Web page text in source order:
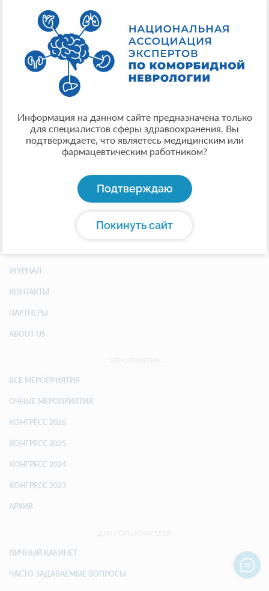
Специальность:
Регалии:
Кандидат медицинских наук, доцент
Город:
Минск (Республика Беларусь)
Общая информация:
лаборатории клинической патофизиологии нервной
системы ГУ «Республиканский научно-практический
центр неврологии и нейрохирургии» Министерства
здравоохранения Республики Беларусь.
АССОЦИАЦИЯ
ЖУРНАЛ
КОНТАКТЫ
ПАРТНЕРЫ
ABOUT US
ВСЕ МЕРОПРИЯТИЯ
ОЧНЫЕ МЕРОПРИЯТИЯ
КОНГРЕСС 2026
КОНГРЕСС 2025
КОНГРЕСС 2024
КОНГРЕСС 2023
АРХИВ
ЛИЧНЫЙ КАБИНЕТ
ЧАСТО ЗАДАВАЕМЫЕ ВОПРОСЫ
Информация на данном сайте предназначена только
для специалистов сферы здравоохранения. Вы
подтверждаете, что являетесь медицинским или
фармацевтическим работником?
Подтверждаю
Покинуть сайт